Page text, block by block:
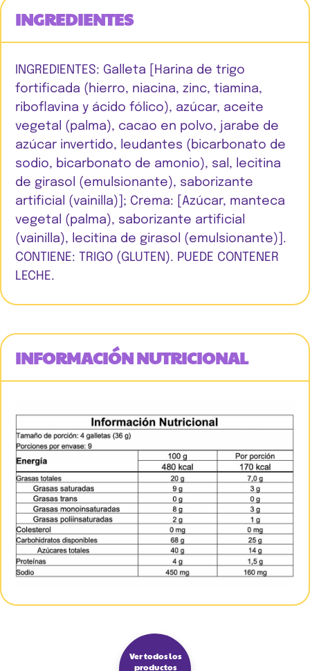
INGREDIENTES
INGREDIENTES: Galleta [Harina de trigo
fortificada (hierro, niacina, zinc, tiamina,
riboflavina y ácido fólico), azúcar, aceite
vegetal (palma), cacao en polvo, jarabe de
azúcar invertido, leudantes (bicarbonato de
sodio, bicarbonato de amonio), sal, lecitina
de girasol (emulsionante), saborizante
artificial (vainilla)]; Crema: [Azúcar, manteca
vegetal (palma), saborizante artificial
(vainilla), lecitina de girasol (emulsionante)].
CONTIENE: TRIGO (GLUTEN). PUEDE CONTENER
LECHE.
INFORMACIÓN NUTRICIONAL
Ver todos los
productos